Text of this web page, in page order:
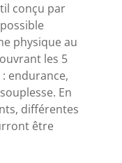
conçu par
physique au
les 5
endurance,
En
différentes
être